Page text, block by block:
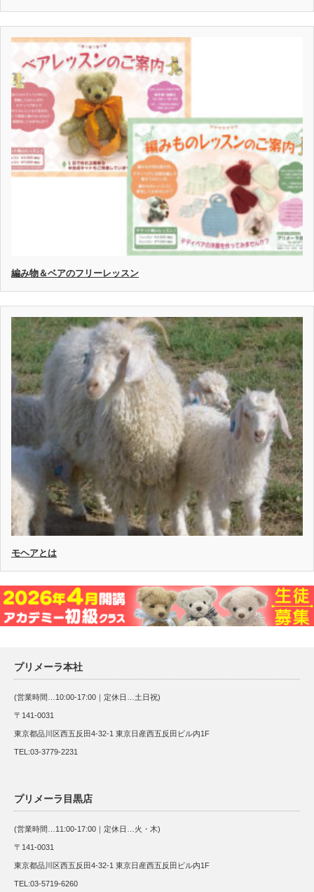
編み物＆ベアのフリーレッスン
モヘアとは
プリメーラ本社
(営業時間…10:00-17:00｜定休日…土日祝)
〒141-0031
東京都品川区西五反田4-32-1 東京日産西五反田ビル内1F
TEL:03-3779-2231
プリメーラ目黒店
(営業時間…11:00-17:00｜定休日…火・木)
〒141-0031
東京都品川区西五反田4-32-1 東京日産西五反田ビル内1F
TEL:03-5719-6260